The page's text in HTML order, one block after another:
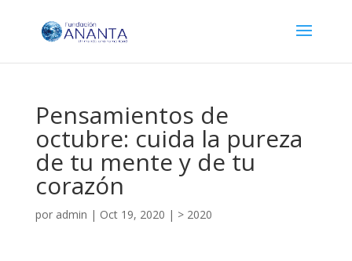
Pensamientos de
octubre: cuida la pureza
de tu mente y de tu
corazón
por admin | Oct 19, 2020 | > 2020